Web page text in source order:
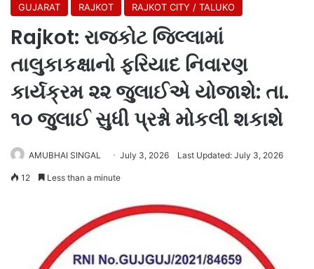
GUJARAT RAJKOT RAJKOT CITY / TALUKO
Rajkot: રાજકોટ જિલ્લામાં
તાલુકાકક્ષાનો ફરિયાદ નિવારણ
કાર્યક્રમ ૨૨ જુલાઈએ યોજાશે: તા.
૧૦ જુલાઈ સુધી પ્રશ્નો મોકલી શકાશે
AMUBHAI SINGAL July 3, 2026 Last Updated: July 3, 2026
12 Less than a minute